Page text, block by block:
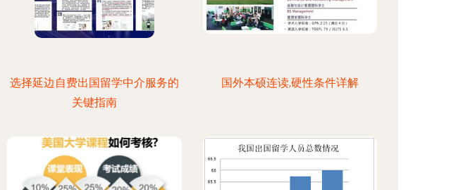
选择延边自费出国留学中介服务的
关键指南
国外本硕连读,硬性条件详解